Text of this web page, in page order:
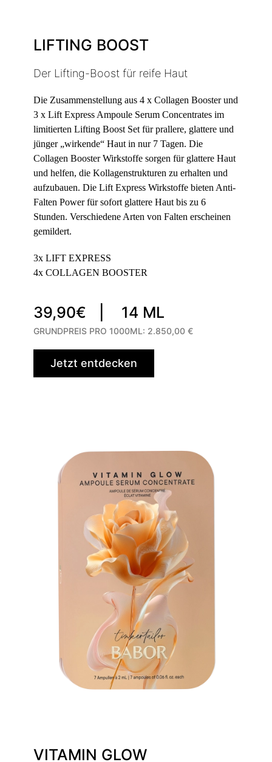
LIFTING BOOST
Der Lifting-Boost für reife Haut
Die Zusammenstellung aus 4 x Collagen Booster und
3 x Lift Express Ampoule Serum Concentrates im
limitierten Lifting Boost Set für prallere, glattere und
jünger „wirkende“ Haut in nur 7 Tagen. Die
Collagen Booster Wirkstoffe sorgen für glattere Haut
und helfen, die Kollagenstrukturen zu erhalten und
aufzubauen. Die Lift Express Wirkstoffe bieten Anti-
Falten Power für sofort glattere Haut bis zu 6
Stunden. Verschiedene Arten von Falten erscheinen
gemildert.
3x LIFT EXPRESS
4x COLLAGEN BOOSTER
39,90€ | 14 ML
GRUNDPREIS PRO 1000ML: 2.850,00 €
Jetzt entdecken
VITAMIN GLOW